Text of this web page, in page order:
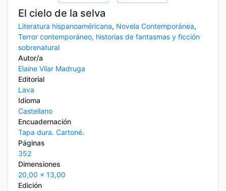
El cielo de la selva
Literatura hispanoaméricana, Novela Contemporánea,
Terror contemporáneo, historias de fantasmas y ficción
sobrenatural
Autor/a
Elaine Vilar Madruga
Editorial
Lava
Idioma
Castellano
Encuadernación
Tapa dura. Cartoné.
Páginas
352
Dimensiones
20,00 x 13,00
Edición